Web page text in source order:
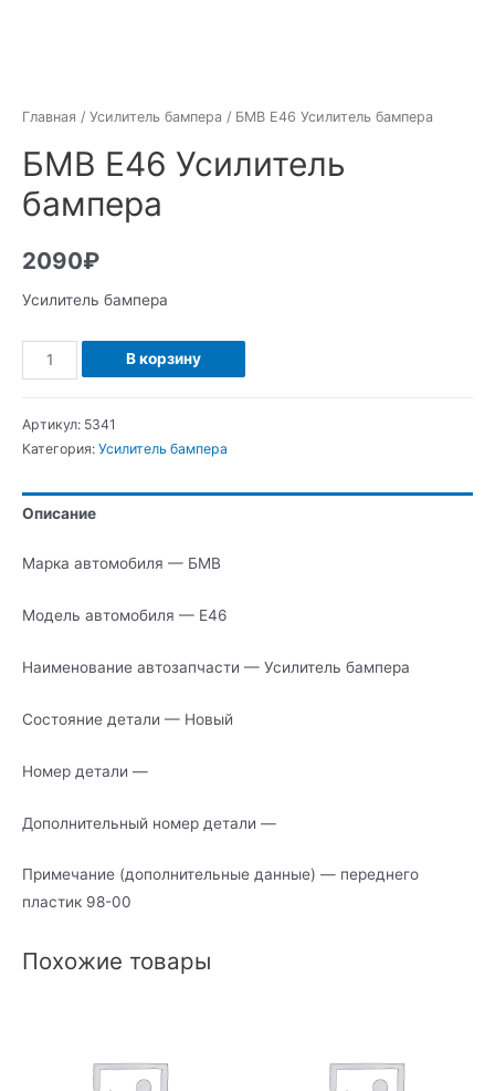
Главная / Усилитель бампера / БМВ Е46 Усилитель бампера
БМВ Е46 Усилитель
бампера
2090₽
Усилитель бампера
Количество
БМВ
Усилитель
В корзину
Артикул: 5341
Категория: Усилитель бампера
Описание
Марка автомобиля — БМВ
Модель автомобиля — Е46
Наименование автозапчасти — Усилитель бампера
Состояние детали — Новый
Номер детали —
Дополнительный номер детали —
Примечание (дополнительные данные) — переднего
пластик 98-00
Похожие товары